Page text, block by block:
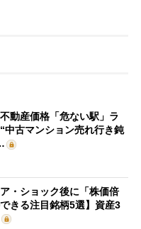
不動産価格「危ない駅」ラ
中古マンション売れ行き鈍
ア・ショック後に「株価倍
きる注目銘柄5選】資産3